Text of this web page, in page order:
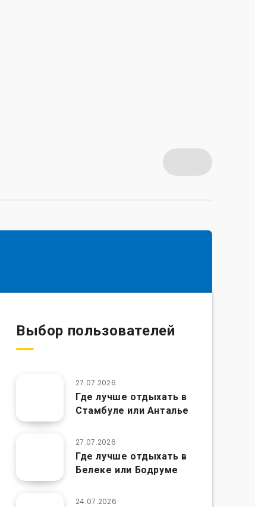
Выбор пользователей
27.07.2026
Где лучше отдыхать в
Стамбуле или Анталье
27.07.2026
Где лучше отдыхать в
Белеке или Бодруме
24.07.2026